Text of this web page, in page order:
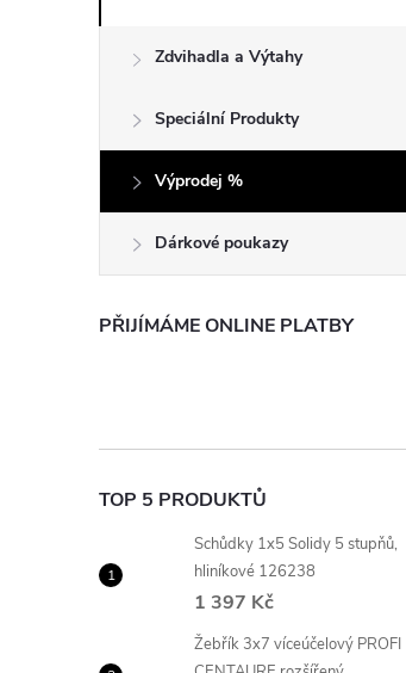
Zdvihadla a Výtahy
Speciální Produkty
Výprodej %
Dárkové poukazy
PŘIJÍMÁME ONLINE PLATBY
TOP 5 PRODUKTŮ
Schůdky 1x5 Solidy 5 stupňů,
hliníkové 126238
1 397 Kč
Žebřík 3x7 víceúčelový PROFI